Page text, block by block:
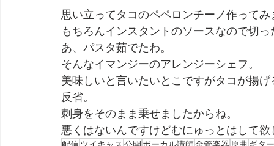
思い立ってタコのペペロンチーノ作ってみ
もちろんインスタントのソースなので切
あ、パスタ茹でたわ。
そんなイマンジーのアレンジーシェフ。
美味しいと言いたいとこですがタコが揚
反省。
刺身をそのまま乗せましたからね。
悪くはないんですけどむにゅっとはして